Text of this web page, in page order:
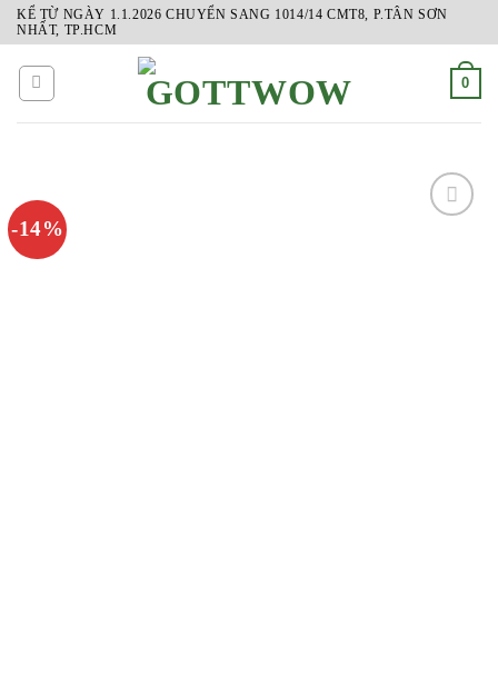
Skip
to
content
KỂ TỪ NGÀY 1.1.2026 CHUYỂN SANG 1014/14 CMT8, P.TÂN SƠN
NHẤT, TP.HCM
0
-14%